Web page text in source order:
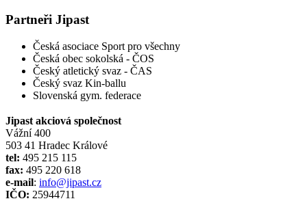
Partneři Jipast
Česká asociace Sport pro všechny
Česká obec sokolská - ČOS
Český atletický svaz - ČAS
Český svaz Kin-ballu
Slovenská gym. federace
Jipast akciová společnost
Vážní 400
503 41 Hradec Králové
tel: 495 215 115
fax: 495 220 618
e-mail: info@jipast.cz
IČO: 25944711